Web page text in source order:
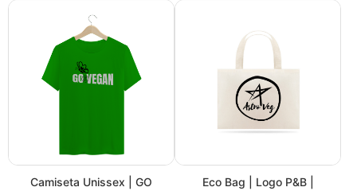
Camiseta Unissex | GO
Eco Bag | Logo P&B |